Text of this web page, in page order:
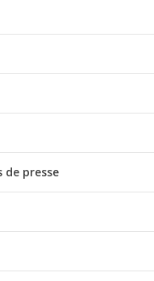
de presse